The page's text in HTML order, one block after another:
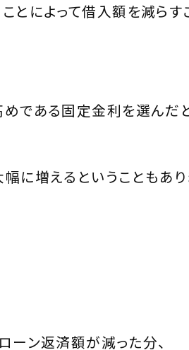
とによって借入額を減らす
である固定金利を選んだ
に増えるということもあ
ーン返済額が減った分、